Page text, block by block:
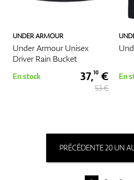
UNDER ARMOUR
Under Armour Unisex
Driver Rain Bucket
En stock 37,10 €
53 €
En
PRÉCÉDENTE 20 UN